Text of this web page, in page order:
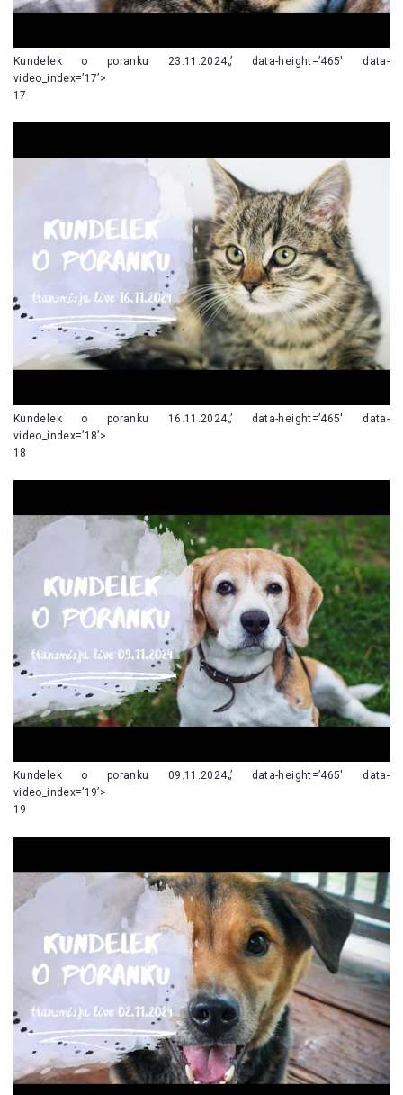
Kundelek o poranku 23.11.2024„’ data-height=’465′ data-
video_index=’17’>
17
Kundelek o poranku 16.11.2024„’ data-height=’465′ data-
video_index=’18’>
18
Kundelek o poranku 09.11.2024„’ data-height=’465′ data-
video_index=’19’>
19